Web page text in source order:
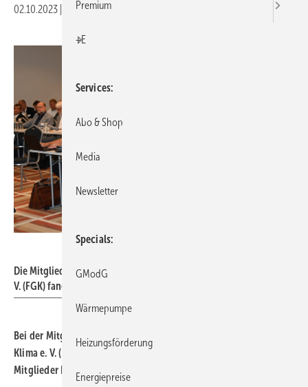
02.10.2023 Druckvorschau
Die Mitgliederversammlung des Fachverbandes Gebäude-Klima e.
V. (FGK) fand in diesem Jahr in Leipzig statt.
Bei der Mitgliederversammlung des Fachverbandes Gebäude-
Klima e. V. (FGK) am 15. September 2023 in Leipzig wählten die
Mitglieder Bernhard Steppe neu in den Vorstand.
Premium
+E
Services
Abo & Shop
Media
Newsletter
Specials
GModG
Wärmepumpe
Heizungsförderung
Energiepreise